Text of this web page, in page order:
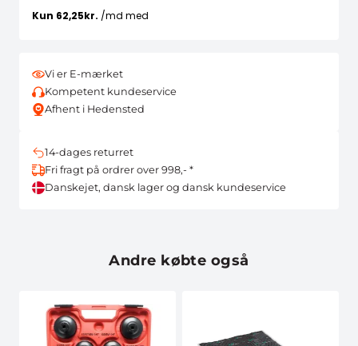
Vi er E-mærket
Kompetent kundeservice
Afhent i Hedensted
14-dages returret
Fri fragt på ordrer over 998,- *
Danskejet, dansk lager og dansk kundeservice
Andre købte også